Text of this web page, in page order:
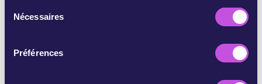
Nécessaires
Préférences
https://www.ft.com/content/380db86a-e435-41a0-
environment/2022/oct/24/business-groups-block-actio